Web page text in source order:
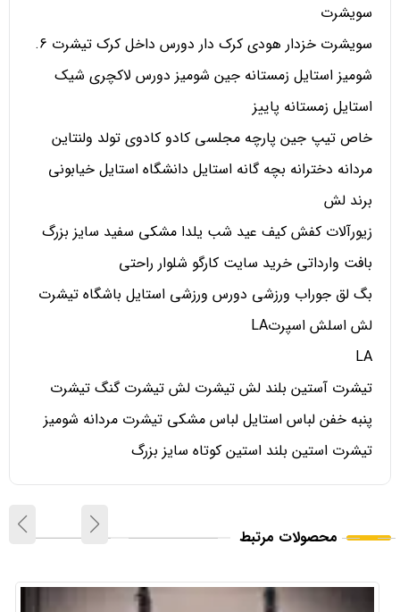
سویشرت
سویشرت خزدار هودی کرک دار دورس داخل کرک تیشرت 6.
شومیز استایل زمستانه جین شومیز دورس لاکچری شیک
استایل زمستانه پاییز
خاص تیپ جین پارچه مجلسی کادو کادوی تولد ولنتاین
مردانه دخترانه بچه گانه استایل دانشگاه استایل خیابونی
برند لش
زیورآلات کفش کیف عید شب یلدا مشکی سفید سایز بزرگ
بافت وارداتی خرید سایت کارگو شلوار راحتی
بگ لق جوراب ورزشی دورس ورزشی استایل باشگاه تیشرت
لش اسلش اسپرتLA
LA
تیشرت آستین بلند لش تیشرت لش تیشرت گنگ تیشرت
پنبه خفن لباس استایل لباس مشکی تیشرت مردانه شومیز
تیشرت استین بلند استین کوتاه سایز بزرگ
محصولات مرتبط